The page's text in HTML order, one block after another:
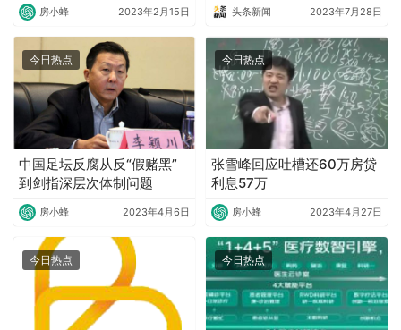
房小蜂 2023年2月15日 头条新闻 2023年7月28日
今日热点
中国足坛反腐从反“假赌黑”
到剑指深层次体制问题
房小蜂 2023年4月6日
今日热点
张雪峰回应吐槽还60万房贷
利息57万
房小蜂 2023年4月27日
今日热点 今日热点